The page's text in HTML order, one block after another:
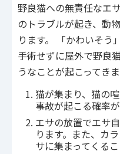
野良猫への無責任なエ
のトラブルが起き、動
ります。 「かわいそう
手術せずに屋外で野良
うなことが起こってきま
猫が集まり、猫の
事故が起こる確率
エサの放置でエサ
ります。また、カ
サに集まってくる